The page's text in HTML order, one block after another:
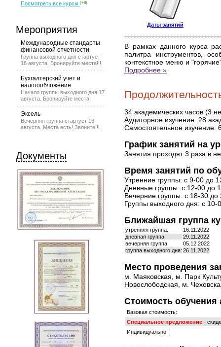
Посмотреть все курсы (+8)
Мероприятия
Международные стандарты
финансовой отчетности
Группа выходного дня стартует
18 августа. Бронируйте места!!!
Бухгалтерский учет и
налогообложение
Начало группы выходного дня 17
августа. Бронируйте места!
Эксель
Вечерняя группа стартует 16
августа. Места есть! Звоните!!!
Документы
Даты занятий
В рамках данного курса
палитра инструментов,
контекстное меню и
Подробнее »
34 академических часов (3
Аудиторное изучение: 28
Самостоятельное изучение:
График занятий на
Занятия проходят 3 раза в
Время занятий по
Утренние группы: с 9-00 до
Дневные группы: с 12-00 до
Вечерние группы: с 18-30 до
Группы выходного дня: с 10-
Ближайшая группа
утренняя группа:
16.11.2022
дневная группа:
29.11.2022
вечерняя группа:
05.12.2022
группа выходного дня: 26.11.2022
Место проведения
м. Маяковская, м. Парк
Новослободская, м.
Стоимость обучения
Базовая стоимость:
Специальное предложение -
Индивидуально: